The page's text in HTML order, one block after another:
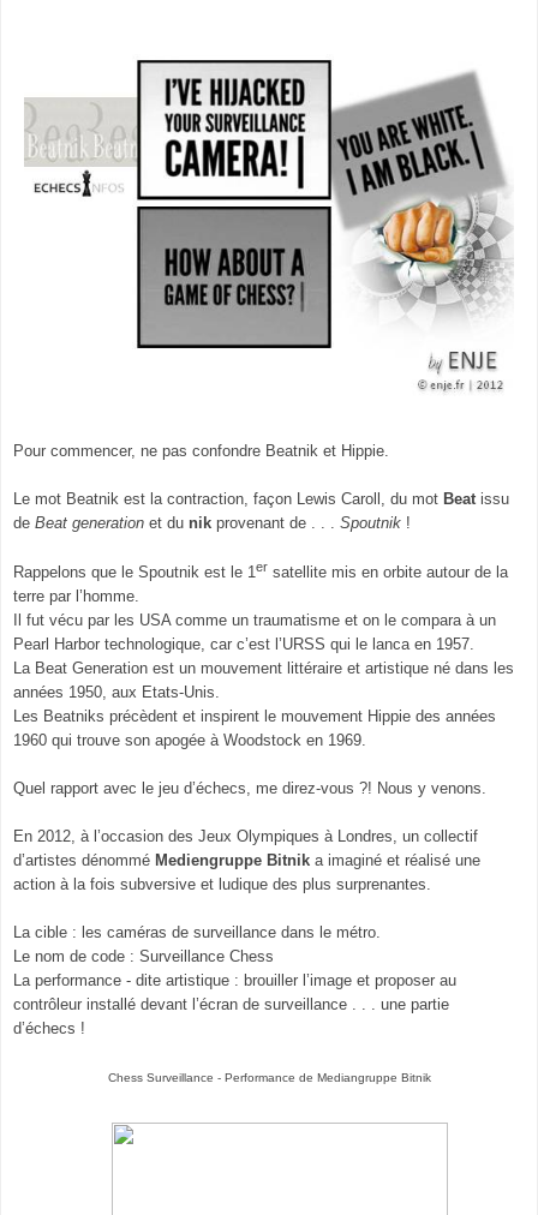
Pour commencer, ne pas confondre Beatnik et Hippie.
Le mot Beatnik est la contraction, façon Lewis Caroll, du mot Beat issu
de Beat generation et du nik provenant de . . . Spoutnik !
Rappelons que le Spoutnik est le 1er satellite mis en orbite autour de la
terre par l’homme.
Il fut vécu par les USA comme un traumatisme et on le compara à un
Pearl Harbor technologique, car c’est l’URSS qui le lanca en 1957.
La Beat Generation est un mouvement littéraire et artistique né dans les
années 1950, aux Etats-Unis.
Les Beatniks précèdent et inspirent le mouvement Hippie des années
1960 qui trouve son apogée à Woodstock en 1969.
Quel rapport avec le jeu d’échecs, me direz-vous ?! Nous y venons.
En 2012, à l’occasion des Jeux Olympiques à Londres, un collectif
d’artistes dénommé Mediengruppe Bitnik a imaginé et réalisé une
action à la fois subversive et ludique des plus surprenantes.
La cible : les caméras de surveillance dans le métro.
Le nom de code : Surveillance Chess
La performance - dite artistique : brouiller l’image et proposer au
contrôleur installé devant l’écran de surveillance . . . une partie
d’échecs !
Chess Surveillance - Performance de Mediangruppe Bitnik